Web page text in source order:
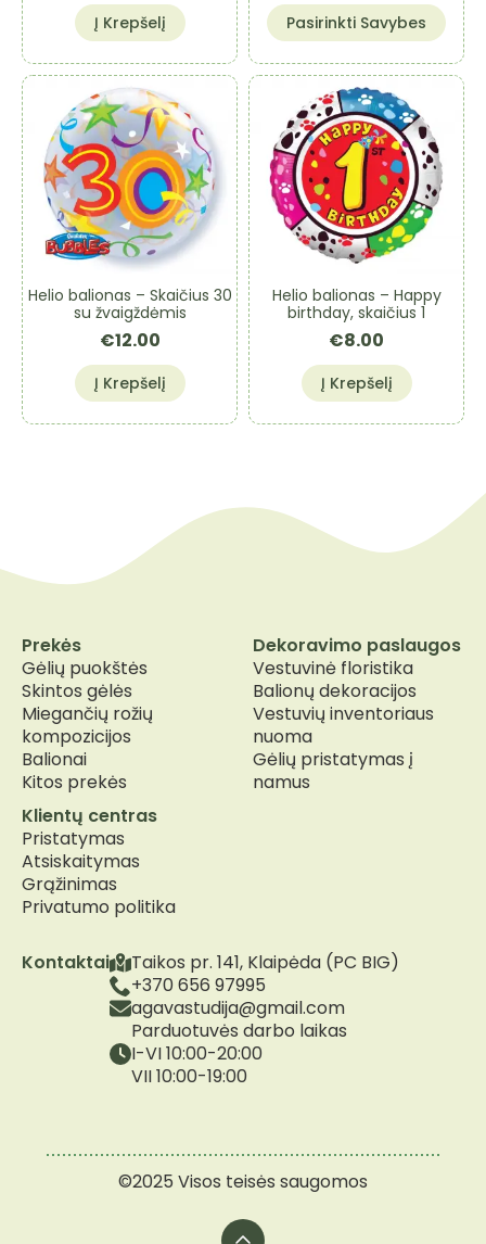
Į Krepšelį Pasirinkti Savybes
This
product
has
multiple
variants.
The
options
may
be
chosen
product
page
Helio balionas – Skaičius 30
su žvaigždėmis
€12.00
Į Krepšelį
Helio balionas – Happy
birthday, skaičius 1
€8.00
Į Krepšelį
Kontaktai
Taikos pr. 141, Klaipėda (PC BIG)
+370 656 97995
agavastudija@gmail.com
Parduotuvės darbo laikas
I-VI 10:00-20:00
VII 10:00-19:00
Prekės
Gėlių puokštės
Skintos gėlės
Miegančių rožių
kompozicijos
Balionai
Kitos prekės
Dekoravimo paslaugos
Vestuvinė floristika
Balionų dekoracijos
Vestuvių inventoriaus
nuoma
Gėlių pristatymas į
namus
Klientų centras
Pristatymas
Atsiskaitymas
Grąžinimas
Privatumo politika
©2025 Visos teisės saugomos